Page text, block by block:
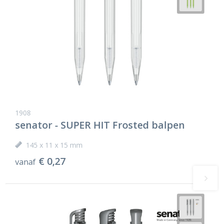
1908
senator - SUPER HIT Frosted balpen
145 x 11 x 15 mm
vanaf € 0,27